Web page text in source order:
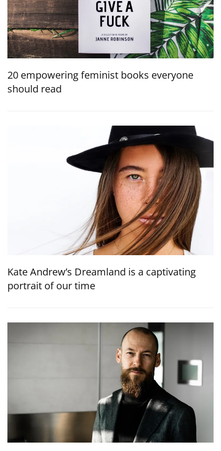
20 empowering feminist books everyone
should read
Kate Andrew’s Dreamland is a captivating
portrait of our time